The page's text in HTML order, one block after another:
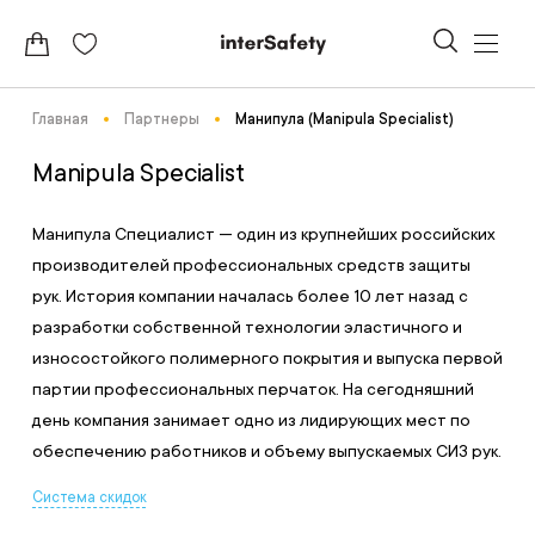
Главная Партнеры Манипула (Manipula Specialist)
Manipula Specialist
Манипула Специалист — один из крупнейших российских
производителей профессиональных средств защиты
рук. История компании началась более 10 лет назад с
разработки собственной технологии эластичного и
износостойкого полимерного покрытия и выпуска первой
партии профессиональных перчаток. На сегодняшний
день компания занимает одно из лидирующих мест по
обеспечению работников и объему выпускаемых СИЗ рук.
Система скидок